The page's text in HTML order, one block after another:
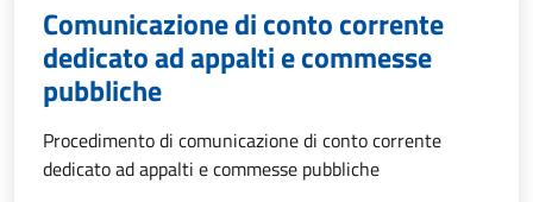
Comunicazione di conto corrente
dedicato ad appalti e commesse
pubbliche
Procedimento di comunicazione di conto corrente
dedicato ad appalti e commesse pubbliche